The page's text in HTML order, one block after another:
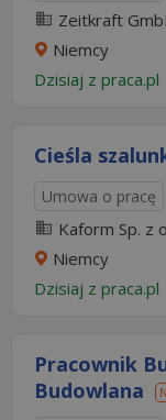
Zeitkraft
Niemcy
Dzisiaj z praca.pl
Cieśla
Umowa o pracę
Kaform Sp. z
Niemcy
Dzisiaj z praca.pl
Pracownik
Budowlana